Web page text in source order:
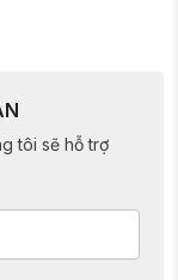
cơn thèm của bạn
vị thơm ngon
Nha Trang.
tôi sẽ hỗ trợ